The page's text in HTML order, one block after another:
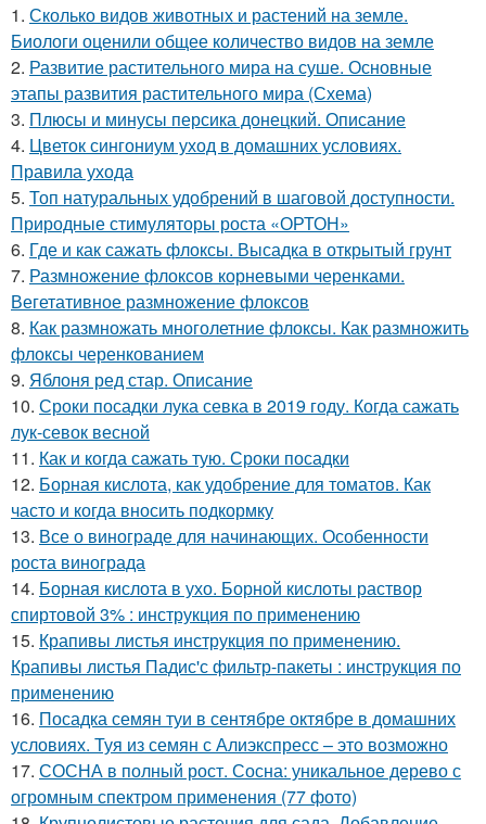
1. Сколько видов животных и растений на земле.
Биологи оценили общее количество видов на земле
2. Развитие растительного мира на суше. Основные
этапы развития растительного мира (Схема)
3. Плюсы и минусы персика донецкий. Описание
4. Цветок сингониум уход в домашних условиях.
Правила ухода
5. Топ натуральных удобрений в шаговой доступности.
Природные стимуляторы роста «ОРТОН»
6. Где и как сажать флоксы. Высадка в открытый грунт
7. Размножение флоксов корневыми черенками.
Вегетативное размножение флоксов
8. Как размножать многолетние флоксы. Как размножить
флоксы черенкованием
9. Яблоня ред стар. Описание
10. Сроки посадки лука севка в 2019 году. Когда сажать
лук-севок весной
11. Как и когда сажать тую. Сроки посадки
12. Борная кислота, как удобрение для томатов. Как
часто и когда вносить подкормку
13. Все о винограде для начинающих. Особенности
роста винограда
14. Борная кислота в ухо. Борной кислоты раствор
спиртовой 3% : инструкция по применению
15. Крапивы листья инструкция по применению.
Крапивы листья Падис'с фильтр-пакеты : инструкция по
применению
16. Посадка семян туи в сентябре октябре в домашних
условиях. Туя из семян с Алиэкспресс – это возможно
17. СОСНА в полный рост. Сосна: уникальное дерево с
огромным спектром применения (77 фото)